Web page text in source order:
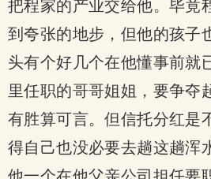
把程家的产业交给他。毕竟
到夸张的地步，但他的孩子
头有个好几个在他懂事前就
里任职的哥哥姐姐，要争夺
有胜算可言。但信托分红是
得自己也没必要去趟这趟浑